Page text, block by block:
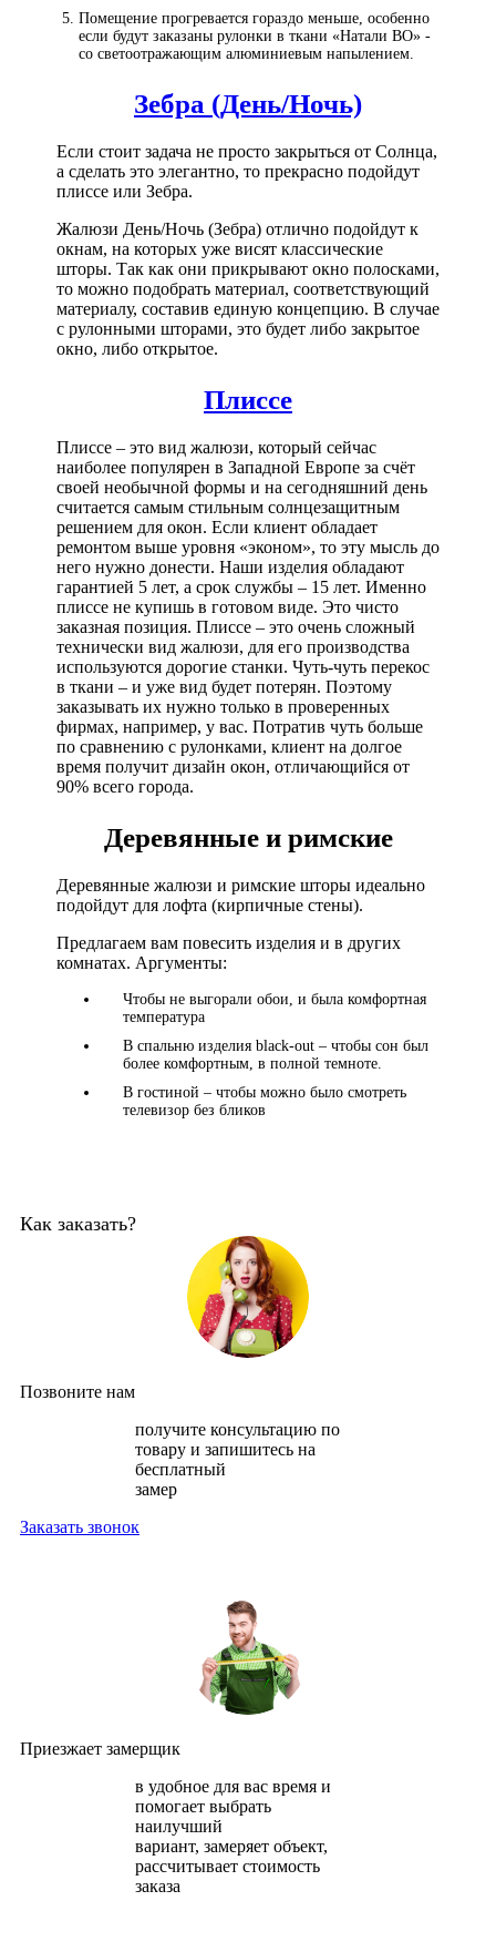
Помещение прогревается гораздо меньше, особенно
если будут заказаны рулонки в ткани «Натали ВО» -
со светоотражающим алюминиевым напылением.
Зебра (День/Ночь)
Если стоит задача не просто закрыться от Солнца,
а сделать это элегантно, то прекрасно подойдут
плиссе или Зебра.
Жалюзи День/Ночь (Зебра) отлично подойдут к
окнам, на которых уже висят классические
шторы. Так как они прикрывают окно полосками,
то можно подобрать материал, соответствующий
материалу, составив единую концепцию. В случае
с рулонными шторами, это будет либо закрытое
окно, либо открытое.
Плиссе
Плиссе – это вид жалюзи, который сейчас
наиболее популярен в Западной Европе за счёт
своей необычной формы и на сегодняшний день
считается самым стильным солнцезащитным
решением для окон. Если клиент обладает
ремонтом выше уровня «эконом», то эту мысль до
него нужно донести. Наши изделия обладают
гарантией 5 лет, а срок службы – 15 лет. Именно
плиссе не купишь в готовом виде. Это чисто
заказная позиция. Плиссе – это очень сложный
технически вид жалюзи, для его производства
используются дорогие станки. Чуть-чуть перекос
в ткани – и уже вид будет потерян. Поэтому
заказывать их нужно только в проверенных
фирмах, например, у вас. Потратив чуть больше
по сравнению с рулонками, клиент на долгое
время получит дизайн окон, отличающийся от
90% всего города.
Деревянные и римские
Деревянные жалюзи и римские шторы идеально
подойдут для лофта (кирпичные стены).
Предлагаем вам повесить изделия и в других
комнатах. Аргументы:
Чтобы не выгорали обои, и была комфортная
температура
В спальню изделия black-out – чтобы сон был
более комфортным, в полной темноте.
В гостиной – чтобы можно было смотреть
телевизор без бликов
Как заказать?
Позвоните нам
получите консультацию по
товару и запишитесь на
бесплатный
замер
Заказать звонок
Приезжает замерщик
в удобное для вас время и
помогает выбрать
наилучший
вариант, замеряет объект,
рассчитывает стоимость
заказа